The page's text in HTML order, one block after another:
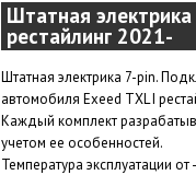
Штатная
рестайлинг 2021-
Штатная электрика 7-pin.
автомобиля Exeed TXL I
Каждый комплект
учетом ее особенностей.
Температура эксплуатации от